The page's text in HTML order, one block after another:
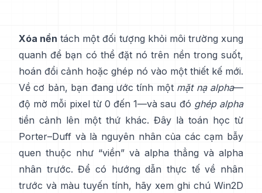
Xóa nền tách một đối tượng khỏi môi trường xung
quanh để bạn có thể đặt nó trên nền trong suốt,
hoán đổi cảnh hoặc ghép nó vào một thiết kế mới.
Về cơ bản, bạn đang ước tính một mặt nạ alpha—
độ mờ mỗi pixel từ 0 đến 1—và sau đó ghép alpha
tiền cảnh lên một thứ khác. Đây là toán học từ
Porter–Duff và là nguyên nhân của các cạm bẫy
quen thuộc như “viền” và alpha thẳng và alpha
nhân trước. Để có hướng dẫn thực tế về nhân
trước và màu tuyến tính, hãy xem ghi chú Win2D